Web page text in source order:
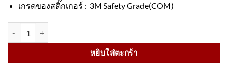
เกรดของสติ๊กเกอร์ : 3M Safety Grade(COM)
หยิบใส่ตะกร้า